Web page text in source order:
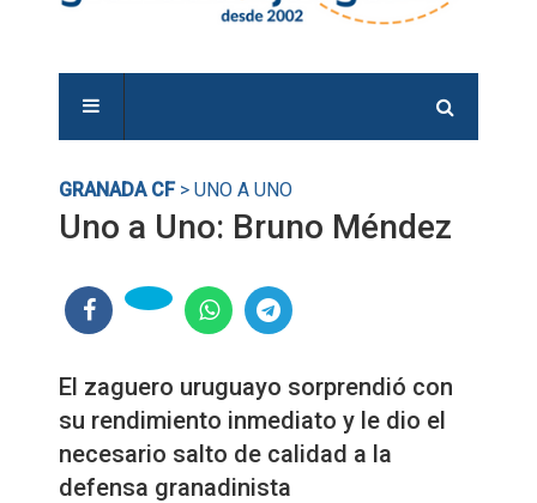
GRANADA CF> UNO A UNO
Uno a Uno: Bruno Méndez
El zaguero uruguayo sorprendió con
su rendimiento inmediato y le dio el
necesario salto de calidad a la
defensa granadinista